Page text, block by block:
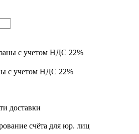
с учетом НДС 22%
с учетом НДС 22%
доставки
счёта для юр. лиц